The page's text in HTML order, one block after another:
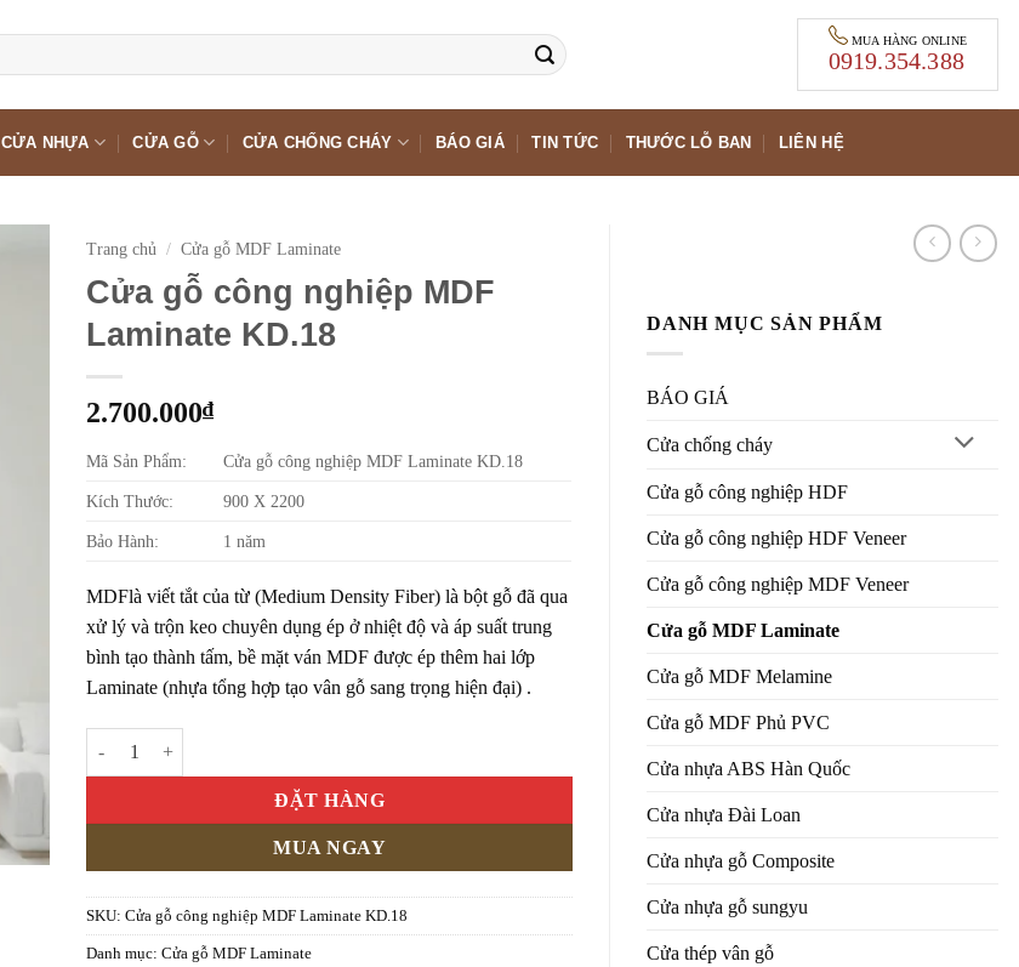
MUA HÀNG ONLINE
0919.354.388
CỬA NHỰA CỬA GỖ CỬA CHỐNG CHÁY BÁO GIÁ TIN TỨC THƯỚC LỖ BAN LIÊN HỆ
Trang chủ / Cửa gỗ MDF Laminate
Cửa gỗ công nghiệp MDF
Laminate KD.18
2.700.000₫
Mã Sản Phẩm: Cửa gỗ công nghiệp MDF Laminate KD.18
Kích Thước: 900 X 2200
Bảo Hành: 1 năm
MDFlà viết tắt của từ (Medium Density Fiber) là bột gỗ đã qua
xử lý và trộn keo chuyên dụng ép ở nhiệt độ và áp suất trung
bình tạo thành tấm, bề mặt ván MDF được ép thêm hai lớp
Laminate (nhựa tổng hợp tạo vân gỗ sang trọng hiện đại) .
ĐẶT HÀNG
MUA NGAY
SKU:Cửa gỗ công nghiệp MDF Laminate KD.18
Danh mục:Cửa gỗ MDF Laminate
DANH MỤC SẢN PHẨM
BÁO GIÁ
Cửa chống cháy
Cửa gỗ công nghiệp HDF
Cửa gỗ công nghiệp HDF Veneer
Cửa gỗ công nghiệp MDF Veneer
Cửa gỗ MDF Laminate
Cửa gỗ MDF Melamine
Cửa gỗ MDF Phủ PVC
Cửa nhựa ABS Hàn Quốc
Cửa nhựa Đài Loan
Cửa nhựa gỗ Composite
Cửa nhựa gỗ sungyu
Cửa thép vân gỗ